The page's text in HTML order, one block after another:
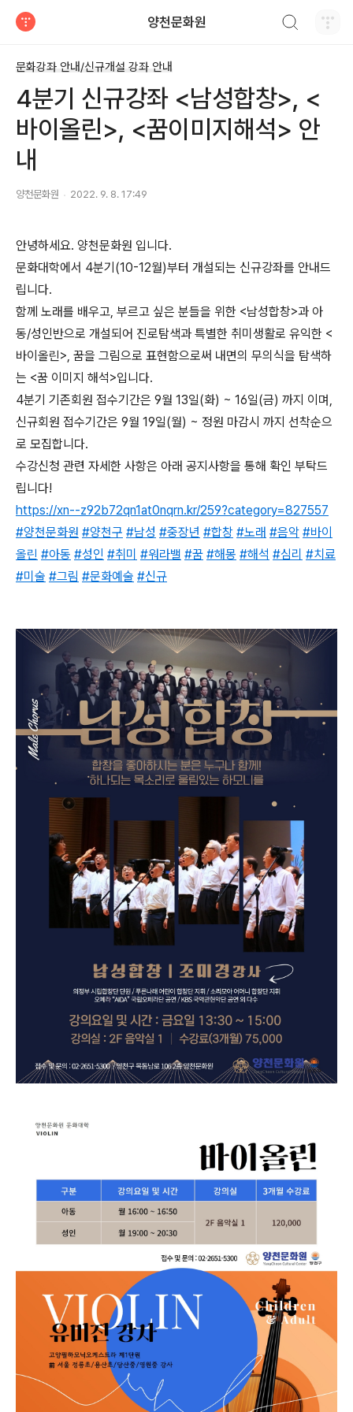
양천문화원
문화강좌 안내/신규개설 강좌 안내
4분기 신규강좌 <남성합창>, <
바이올린>, <꿈이미지해석> 안
내
양천문화원 2022. 9. 8. 17:49
안녕하세요. 양천문화원 입니다.
문화대학에서 4분기(10-12월)부터 개설되는 신규강좌를 안내드
립니다.
함께 노래를 배우고, 부르고 싶은 분들을 위한 <남성합창>과 아
동/성인반으로 개설되어 진로탐색과 특별한 취미생활로 유익한 <
바이올린>, 꿈을 그림으로 표현함으로써 내면의 무의식을 탐색하
는 <꿈 이미지 해석>입니다.
4분기 기존회원 접수기간은 9월 13일(화) ~ 16일(금) 까지 이며,
신규회원 접수기간은 9월 19일(월) ~ 정원 마감시 까지 선착순으
로 모집합니다.
수강신청 관련 자세한 사항은 아래 공지사항을 통해 확인 부탁드
립니다!
https://xn--z92b72qn1at0nqrn.kr/259?category=827557
#양천문화원 #양천구 #남성 #중장년 #합창 #노래 #음악 #바이
올린 #아동 #성인 #취미 #워라밸 #꿈 #해몽 #해석 #심리 #치료
#미술 #그림 #문화예술 #신규